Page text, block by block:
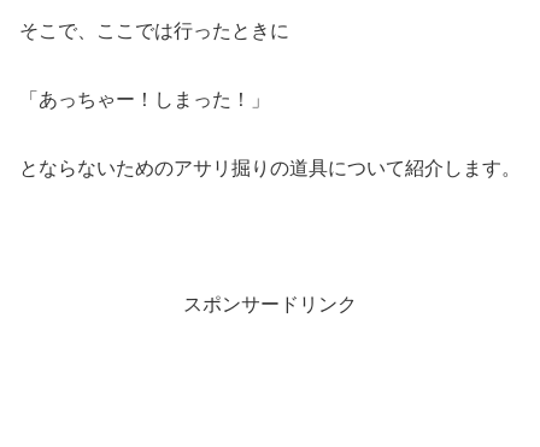
そこで、ここでは行ったときに
「あっちゃー！しまった！」
とならないためのアサリ掘りの道具について紹介します。
スポンサードリンク